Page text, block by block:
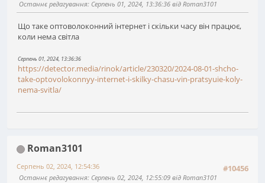
Останнє редагування: Серпень 01, 2024, 13:36:36 від Roman3101
Що таке оптоволоконний інтернет і скільки часу він працює,
коли нема світла
Серпень 01, 2024, 13:36:36
https://detector.media/rinok/article/230320/2024-08-01-shcho-
take-optovolokonnyy-internet-i-skilky-chasu-vin-pratsyuie-koly-
nema-svitla/
Roman3101
#10456
Серпень 02, 2024, 12:54:36
Останнє редагування: Серпень 02, 2024, 12:55:09 від Roman3101